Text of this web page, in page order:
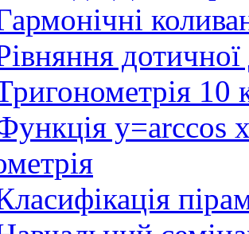
10
y=arccos x